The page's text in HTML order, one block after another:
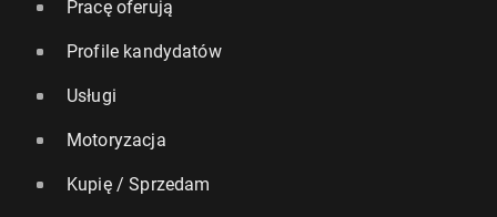
Pracę oferują
Profile kandydatów
Usługi
Motoryzacja
Kupię / Sprzedam